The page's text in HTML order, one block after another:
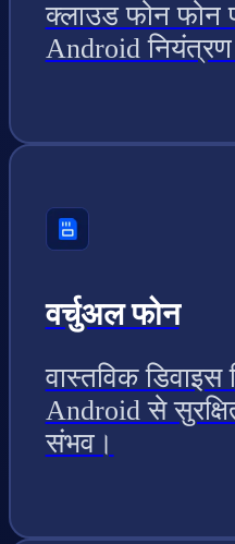
क्लाउड फोन फोन
Android
वर्चुअल फोन
वास्तविक
Android से
संभव।